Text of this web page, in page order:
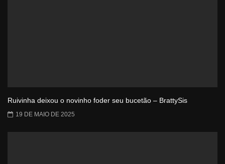
Ruivinha deixou o novinho foder seu bucetão – BrattySis
19 DE MAIO DE 2025